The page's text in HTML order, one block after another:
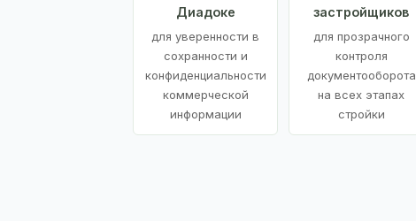
Диадоке
для уверенности в
сохранности и
конфиденциальности
коммерческой
информации
застройщиков
для прозрачного
контроля
документооборота
на всех этапах
стройки